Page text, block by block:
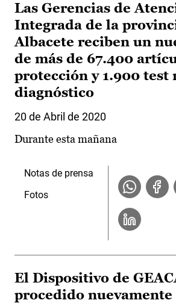
Las Gerencias de
Integrada de la
Albacete reciben un
de más de 67.400
protección y 1.900 test
diagnóstico
20 de Abril de 2020
Durante esta mañana
Notas de prensa
Fotos
El Dispositivo de
procedido